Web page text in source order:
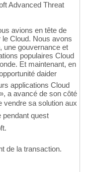
Advanced Threat
avions en tête de
Cloud. Nous avons
une gouvernance et
populaires Cloud
Et maintenant, en
daider
applications Cloud
a avancé de son côté
vendre sa solution aux
quest
de la transaction.